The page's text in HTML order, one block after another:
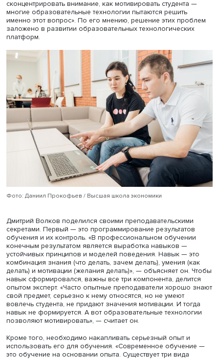
Достижение вовлеченности студентов спикер назвал
задачей. «Прошло то время, когда преподаватель был
единственным авторитетом в аудитории. Без
студента в собственное обучение уже никак нельзя, —
Дмитрий Волков. — Поэтому появились социальные
обучения: обучение друг у друга, коллег, знакомых,
соцсети. Ответственность за обучение должна
между сторонами, которые в нем участвуют».
Наконец, по оценке спикера, необходимо работать над
совершенствованием такого качества, как
«Мы живем в эпоху гипервнимательности. Мы часто
сосредоточены на нескольких объектах
студент может одновременно быть в чате в мобильнике,
пытаться слушать преподавателя и еще думать, как
сегодняшний вечер, — рассказывает Дмитрий Волков.
вызов для системы обучения. Как заинтересовать, как
сконцентрировать внимание, как мотивировать
многие образовательные технологии пытаются решить
именно этот вопрос». По его мнению, решение этих
заложено в развитии образовательных